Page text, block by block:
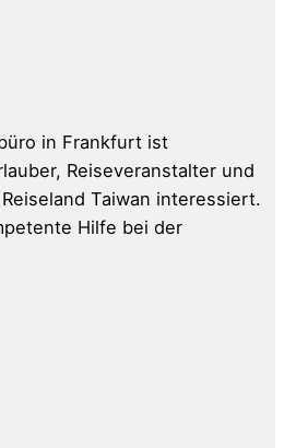
in Frankfurt ist
Reiseveranstalter und
Taiwan interessiert.
Hilfe bei der